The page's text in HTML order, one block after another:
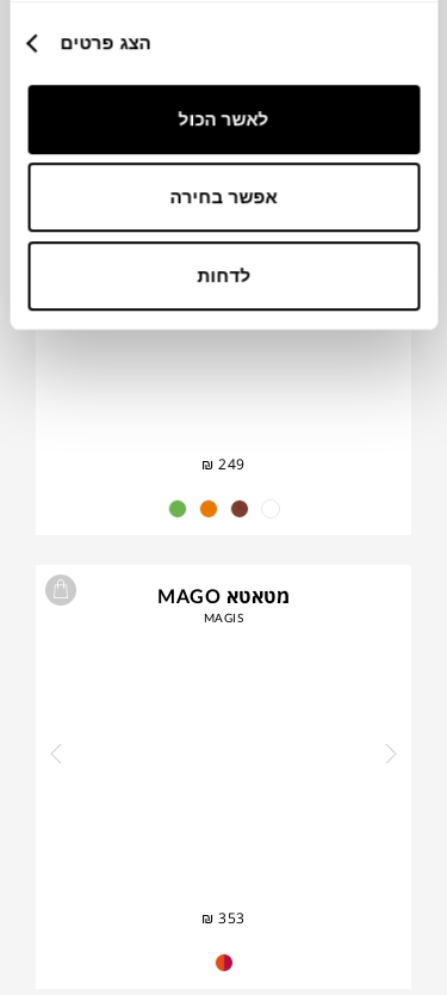
הצג פרטים
לאשר הכול
אפשר בחירה
לדחות
MAGIS
₪ 249
מטאטא MAGO
MAGIS
₪ 353